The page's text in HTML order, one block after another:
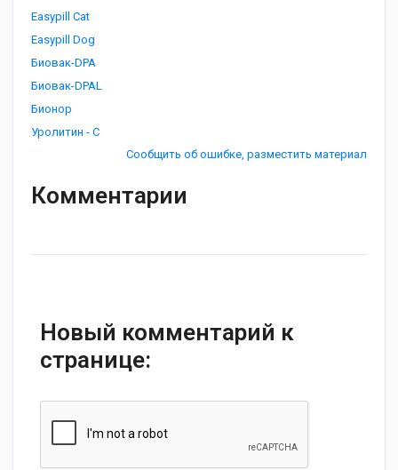
Easypill Cat
Easypill Dog
Биовак-DPA
Биовак-DPAL
Бионор
Уролитин - С
Сообщить об ошибке, разместить материал
Комментарии
Новый комментарий к
странице: